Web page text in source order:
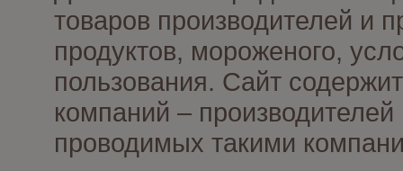
товаров производителей и
продуктов, мороженого,
пользования. Сайт
компаний –
проводимых такими